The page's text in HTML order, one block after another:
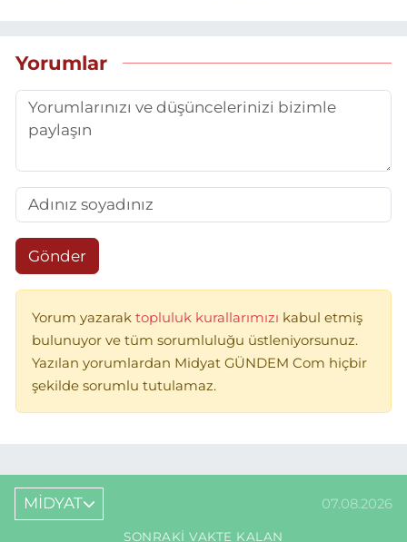
Yorumlar
Gönder
Yorum yazarak topluluk kurallarımızı kabul etmiş
bulunuyor ve tüm sorumluluğu üstleniyorsunuz.
Yazılan yorumlardan Midyat GÜNDEM Com hiçbir
şekilde sorumlu tutulamaz.
MİDYAT 07.08.2026
SONRAKI VAKTE KALAN